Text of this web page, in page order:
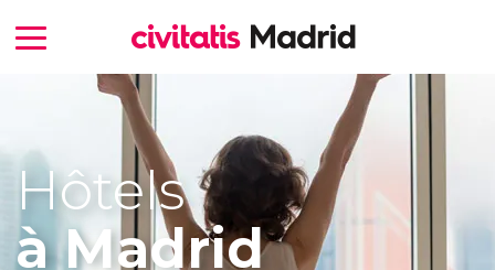
Hôtels
à Madrid